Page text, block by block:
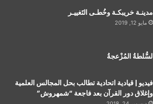
مدينـة خريبكـة وخُطـى التَغييـر
مايو 12, 2019
المُزْعجةُ
فيديو | قيادية اتحادية تطالب بحل المجالس العلمية
وإغلاق دور القرآن بعد فاجعة “شمهروش”